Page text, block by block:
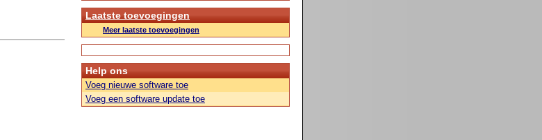
Laatste toevoegingen
Meer laatste toevoegingen
Help ons
Voeg nieuwe software toe
Voeg een software update toe